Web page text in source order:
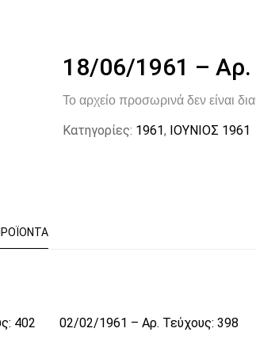
18/06/1961 – Αρ.
Το αρχείο προσωρινά δεν είναι
Κατηγορίες: 1961, ΙΟΥΝΙΟΣ 1961
402 02/02/1961 – Αρ. Τεύχους: 398